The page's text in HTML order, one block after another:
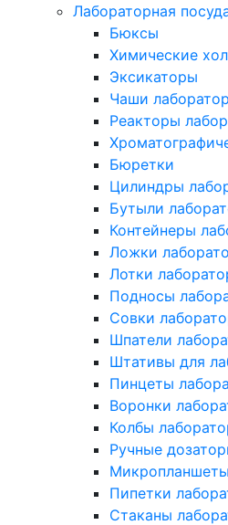
Лабораторная
Бюксы
Химические
Эксикаторы
Чаши
Реакторы
Бюретки
Цилиндры
Бутыли
Контейнеры
Ложки
Лотки
Подносы
Совки
Шпатели
Штативы для
Пинцеты
Воронки
Колбы
Ручные
Микропланшеты
Пипетки
Стаканы